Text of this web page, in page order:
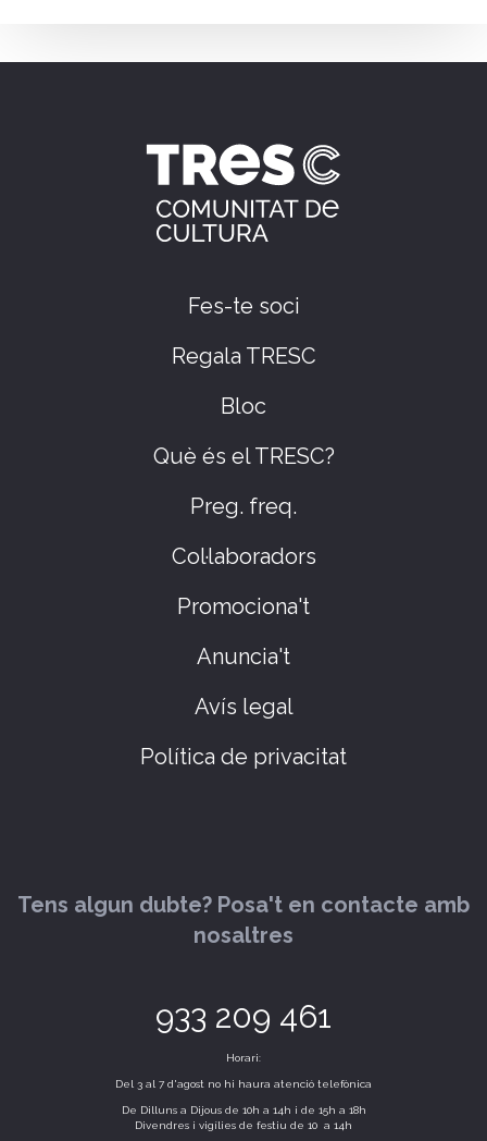
Fes-te soci
Regala TRESC
Bloc
Què és el TRESC?
Preg. freq.
Col·laboradors
Promociona't
Anuncia't
Avís legal
Política de privacitat
Tens algun dubte? Posa't en contacte amb
nosaltres
933 209 461
Horari:
Del 3 al 7 d'agost no hi haura atenció telefònica
De Dilluns a Dijous de 10h a 14h i de 15h a 18h
Divendres i vigílies de festiu de 10 a 14h